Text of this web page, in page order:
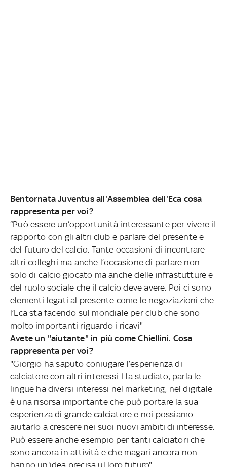
Bentornata Juventus all'Assemblea dell'Eca cosa
rappresenta per voi?
“Può essere un’opportunità interessante per vivere il
rapporto con gli altri club e parlare del presente e
del futuro del calcio. Tante occasioni di incontrare
altri colleghi ma anche l’occasione di parlare non
solo di calcio giocato ma anche delle infrastutture e
del ruolo sociale che il calcio deve avere. Poi ci sono
elementi legati al presente come le negoziazioni che
l’Eca sta facendo sul mondiale per club che sono
molto importanti riguardo i ricavi"
Avete un "aiutante" in più come Chiellini. Cosa
rappresenta per voi?
"Giorgio ha saputo coniugare l’esperienza di
calciatore con altri interessi. Ha studiato, parla le
lingue ha diversi interessi nel marketing, nel digitale
è una risorsa importante che può portare la sua
esperienza di grande calciatore e noi possiamo
aiutarlo a crescere nei suoi nuovi ambiti di interesse.
Può essere anche esempio per tanti calciatori che
sono ancora in attività e che magari ancora non
hanno un'idea precisa ul loro futuro"